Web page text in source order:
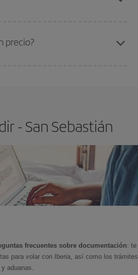
precio?
- San Sebastián
frecuentes sobre documentación: te
para volar con Iberia, así como los trámites
aduanas.